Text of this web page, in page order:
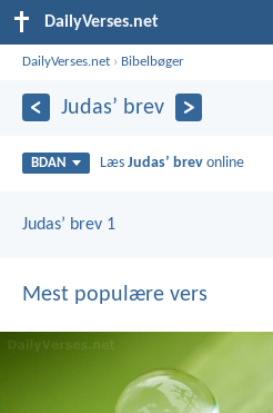
DailyVerses.net
DailyVerses.net › Bibelbøger
Judasʼ brev
BDAN LæsJudasʼ brev online
Judasʼ brev 1
Mest populære vers